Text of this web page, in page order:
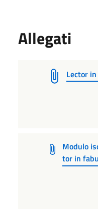
Allegati
Lector
Modulo
tor in